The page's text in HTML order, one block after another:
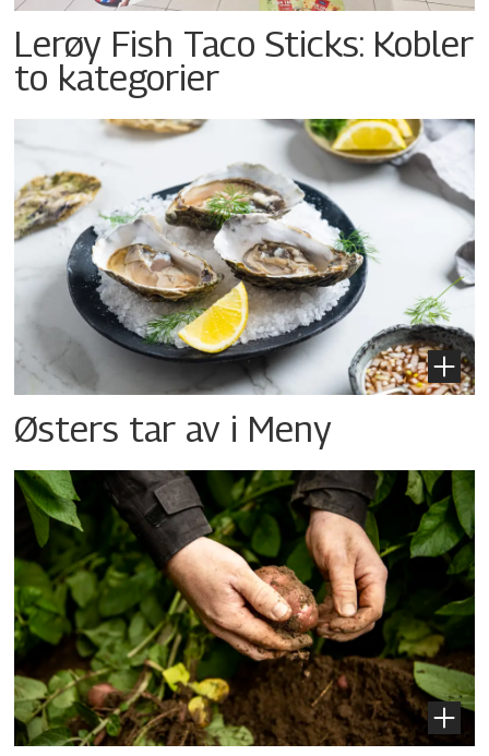
Lerøy Fish Taco Sticks: Kobler
to kategorier
Østers tar av i Meny